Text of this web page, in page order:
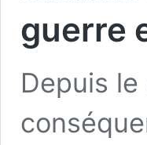
guerre
Depuis